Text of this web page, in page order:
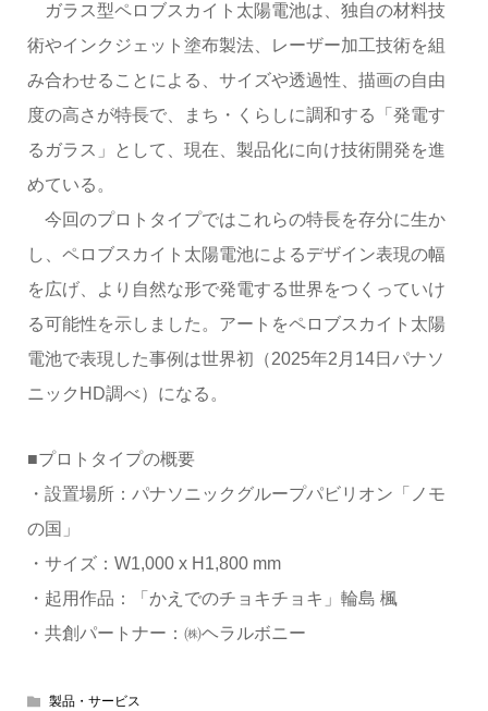
ガラス型ペロブスカイト太陽電池は、独自の材料技
術やインクジェット塗布製法、レーザー加工技術を組
み合わせることによる、サイズや透過性、描画の自由
度の高さが特長で、まち・くらしに調和する「発電す
るガラス」として、現在、製品化に向け技術開発を進
めている。
今回のプロトタイプではこれらの特長を存分に生か
し、ペロブスカイト太陽電池によるデザイン表現の幅
を広げ、より自然な形で発電する世界をつくっていけ
る可能性を示しました。アートをペロブスカイト太陽
電池で表現した事例は世界初（2025年2月14日パナソ
ニックHD調べ）になる。
■プロトタイプの概要
・設置場所：パナソニックグループパビリオン「ノモ
の国」
・サイズ：W1,000 x H1,800 mm
・起用作品：「かえでのチョキチョキ」輪島 楓
・共創パートナー：㈱ヘラルボニー
製品・サービス